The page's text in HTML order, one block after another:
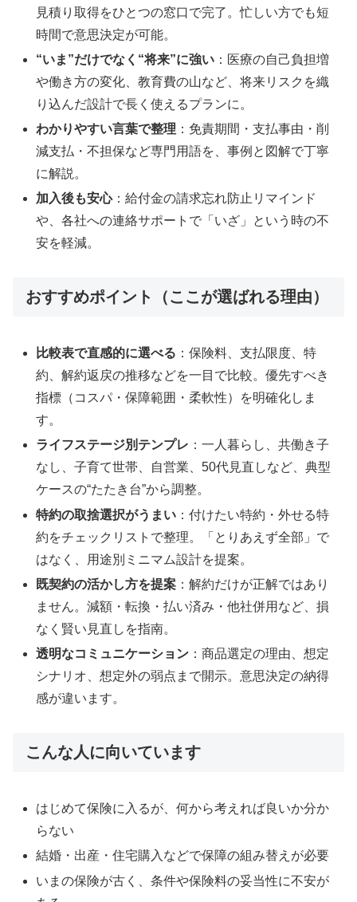
見積り取得をひとつの窓口で完了。忙しい方でも短
時間で意思決定が可能。
“いま”だけでなく“将来”に強い ：医療の自己負担増
や働き方の変化、教育費の山など、将来リスクを織
り込んだ設計で長く使えるプランに。
わかりやすい言葉で整理 ：免責期間・支払事由・削
減支払・不担保など専門用語を、事例と図解で丁寧
に解説。
加入後も安心：給付金の請求忘れ防止リマインド
や、各社への連絡サポートで「いざ」という時の不
安を軽減。
おすすめポイント（ここが選ばれる理由）
比較表で直感的に選べる ：保険料、支払限度、特
約、解約返戻の推移などを一目で比較。優先すべき
指標（コスパ・保障範囲・柔軟性）を明確化しま
す。
ライフステージ別テンプレ ：一人暮らし、共働き子
なし、子育て世帯、自営業、50代見直しなど、典型
ケースの“たたき台”から調整。
特約の取捨選択がうまい ：付けたい特約・外せる特
約をチェックリストで整理。「とりあえず全部」で
はなく、用途別ミニマム設計を提案。
既契約の活かし方を提案 ：解約だけが正解ではあり
ません。減額・転換・払い済み・他社併用など、損
なく賢い見直しを指南。
透明なコミュニケーション ：商品選定の理由、想定
シナリオ、想定外の弱点まで開示。意思決定の納得
感が違います。
こんな人に向いています
はじめて保険に入るが、何から考えれば良いか分か
らない
結婚・出産・住宅購入などで保障の組み替えが必要
いまの保険が古く、条件や保険料の妥当性に不安が